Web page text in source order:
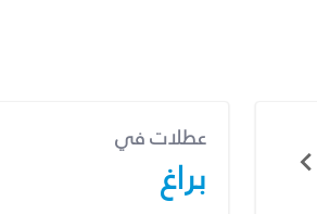
عطلات في
براغ